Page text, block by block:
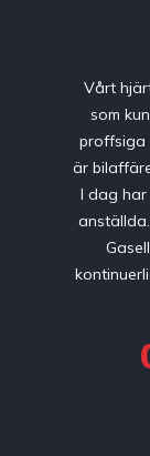
Vårt
som
proffsiga
är
I dag har